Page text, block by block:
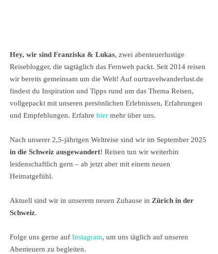
Hey, wir sind Franziska & Lukas, zwei abenteuerlustige
Reiseblogger, die tagtäglich das Fernweh packt. Seit 2014 reisen
wir bereits gemeinsam um die Welt! Auf ourtravelwanderlust.de
findest du Inspiration und Tipps rund um das Thema Reisen,
vollgepackt mit unseren persönlichen Erlebnissen, Erfahrungen
und Empfehlungen. Erfahre hier mehr über uns.
Nach unserer 2,5-jährigen Weltreise sind wir im September 2025
in die Schweiz ausgewandert! Reisen tun wir weiterhin
leidenschaftlich gern – ab jetzt aber mit einem neuen
Heimatgefühl.
Aktuell sind wir in unserem neuen Zuhause in Zürich in der
Schweiz.
Folge uns gerne auf Instagram, um uns täglich auf unseren
Abenteuern zu begleiten.